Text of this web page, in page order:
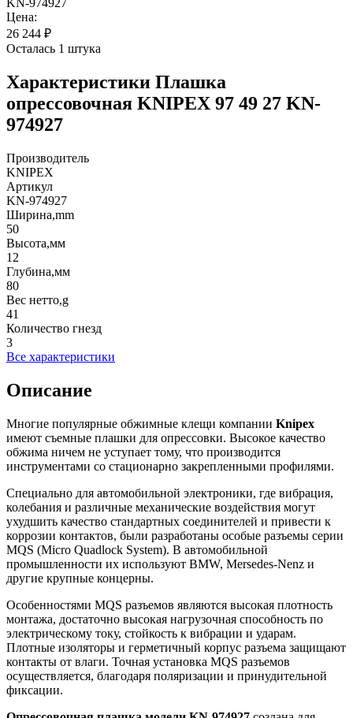
Цена:
26 244 ₽
Осталась 1 штука
Характеристики Плашка
опрессовочная KNIPEX 97 49 27 KN-
974927
Производитель
KNIPEX
Артикул
KN-974927
Ширина,mm
50
Высота,мм
12
Глубина,мм
80
Вес нетто,g
41
Количество гнезд
3
Все характеристики
Описание
Многие популярные обжимные клещи компании Knipex
имеют съемные плашки для опрессовки. Высокое качество
обжима ничем не уступает тому, что производится
инструментами со стационарно закрепленными профилями.
Специально для автомобильной электроники, где вибрация,
колебания и различные механические воздействия могут
ухудшить качество стандартных соединителей и привести к
коррозии контактов, были разработаны особые разъемы серии
MQS (Micro Quadlock System). В автомобильной
промышленности их используют BMW, Mersedes-Nenz и
другие крупные концерны.
Особенностями MQS разъемов являются высокая плотность
монтажа, достаточно высокая нагрузочная способность по
электрическому току, стойкость к вибрации и ударам.
Плотные изоляторы и герметичный корпус разъема защищают
контакты от влаги. Точная установка MQS разъемов
осуществляется, благодаря поляризации и принудительной
фиксации.